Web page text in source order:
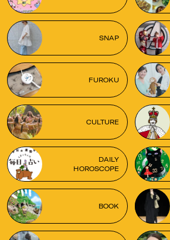
SNAP
FUROKU
CULTURE
DAILY
HOROSCOPE
BOOK